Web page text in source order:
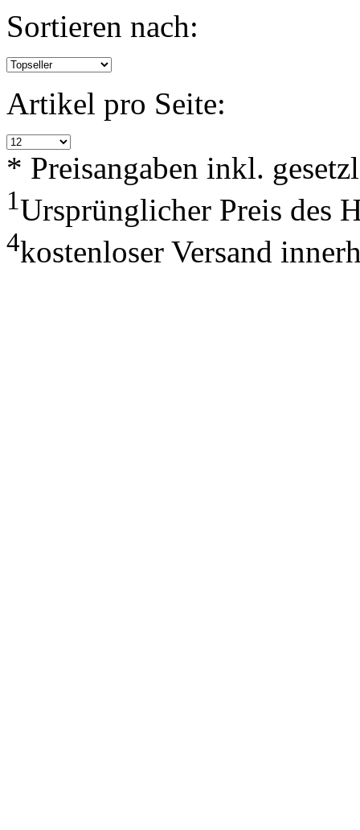
Sortieren nach:
Artikel pro Seite:
* Preisangaben inkl.
1Ursprünglicher Preis des
4kostenloser Versand